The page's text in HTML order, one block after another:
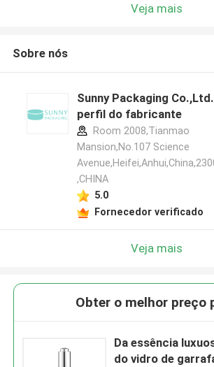
Veja mais
Sobre nós
Sunny Packaging Co.,Ltd.
perfil do fabricante
Room 2008,Tianmao
Mansion,No.107 Science
,CHINA
5.0
Fornecedor verificado
Veja mais
Obter o melhor preço
Da essência
do vidro de